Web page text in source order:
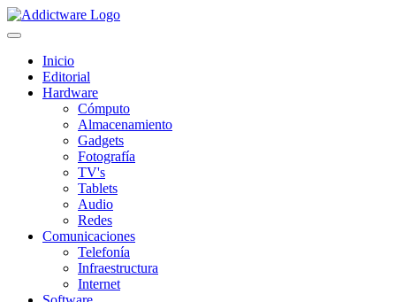
Inicio
Editorial
Hardware
Cómputo
Almacenamiento
Gadgets
Fotografía
TV's
Tablets
Audio
Redes
Comunicaciones
Telefonía
Infraestructura
Internet